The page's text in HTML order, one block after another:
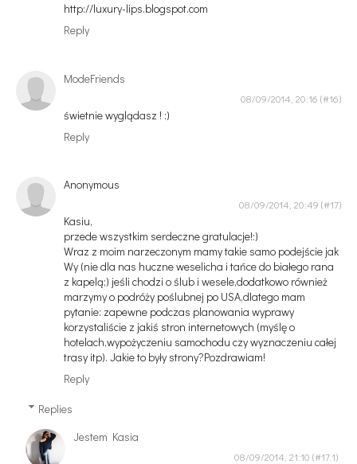
http://luxury-lips.blogspot.com
Reply
ModeFriends
08/09/2014, 20:16
świetnie wyglądasz ! :)
Reply
Anonymous
08/09/2014, 20:49
Kasiu,
przede wszystkim serdeczne gratulacje!:)
Wraz z moim narzeczonym mamy takie samo podejście jak
Wy (nie dla nas huczne weselicha i tańce do białego rana
z kapelą;) jeśli chodzi o ślub i wesele,dodatkowo również
marzymy o podróży poślubnej po USA,dlatego mam
pytanie: zapewne podczas planowania wyprawy
korzystaliście z jakiś stron internetowych (myślę o
hotelach,wypożyczeniu samochodu czy wyznaczeniu całej
trasy itp). Jakie to były strony?Pozdrawiam!
Reply
Replies
Jestem Kasia
08/09/2014, 21:10